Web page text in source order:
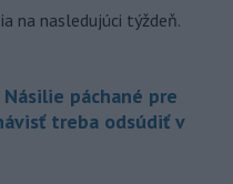
na nasledujúci týždeň.
páchané pre
treba odsúdiť v